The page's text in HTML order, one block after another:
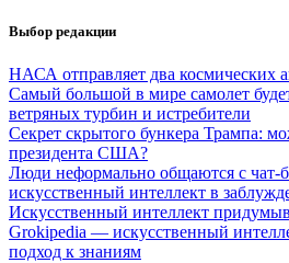
Выбор редакции
НАСА отправляет два космических
Самый большой в мире самолет
ветряных турбин и истребители
Секрет скрытого бункера Трампа:
президента США?
Люди неформально общаются с чат-
искусственный интеллект в
Искусственный интеллект
Grokipedia — искусственный
подход к знаниям